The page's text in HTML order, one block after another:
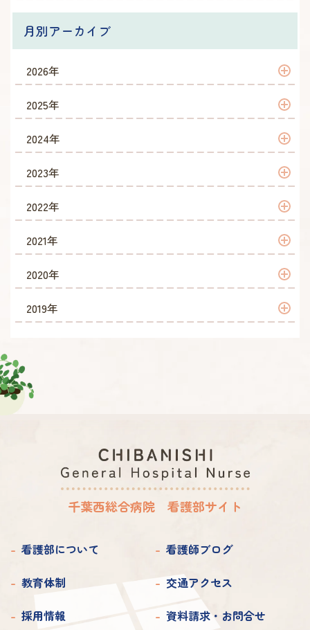
月別アーカイブ
2026年
2026年 7月
2026年 6月
2026年 5月
2026年 2月
2026年 1月
2025年
2025年 12月
2025年 11月
2025年 10月
2025年 8月
2025年 7月
2025年 6月
2025年 1月
2024年
2024年 12月
2024年 10月
2024年 7月
2024年 5月
2024年 3月
2024年 1月
2023年
2023年 12月
2023年 11月
2023年 10月
2023年 8月
2023年 6月
2023年 3月
2023年 2月
2022年
2022年 12月
2022年 11月
2022年 10月
2022年 6月
2022年 3月
2022年 2月
2022年 1月
2021年
2021年 12月
2021年 11月
2021年 8月
2021年 5月
2021年 4月
2021年 3月
2021年 2月
2021年 1月
2020年
2020年 12月
2020年 9月
2020年 6月
2020年 4月
2020年 3月
2020年 2月
2019年
2019年 9月
2019年 6月
2019年 4月
2019年 3月
2019年 2月
千葉西総合病院 看護部サイト
看護部について
看護師ブログ
教育体制
交通アクセス
採用情報
資料請求・お問合せ